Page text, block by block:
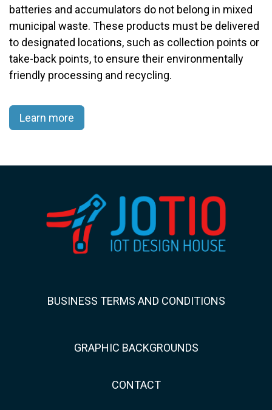
batteries and accumulators do not belong in mixed
municipal waste. These products must be delivered
to designated locations, such as collection points or
take-back points, to ensure their environmentally
friendly processing and recycling.​
Learn more
BUSINESS TERMS AND CONDITIONS
GRAPHIC BACKGROUNDS
CONTACT